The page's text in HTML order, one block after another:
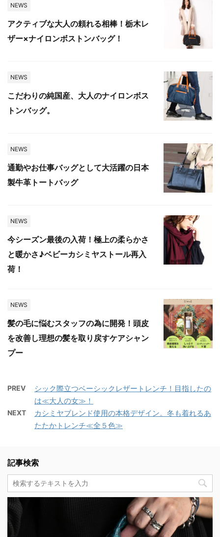
NEWS
アクティブな大人の頼れる相棒！栃木レ
ザー×ナイロンボストンバッグ！
NEWS
こだわりの純国産、大人のナイロンボス
トンバッグ。
NEWS
通勤やお仕事バッグとして大活躍の日本
製牛革トートバッグ
NEWS
今シーズン最後の入荷！極上の柔らかさ
と暖かさ♪ベビーカシミヤストール再入
荷！
NEWS
髪の毛に悩むスタッフの為に開発！頭皮
を改善し理想の髪を取り戻すケアシャン
プー
PREV
シック際立つベーシックレザートレンチ！目指したの
は≪大人の女≫！
NEXT
カシミヤブレンド使用の本格デザイン。冬も着れるあ
たたかトレンチ≪全５色≫
記事検索